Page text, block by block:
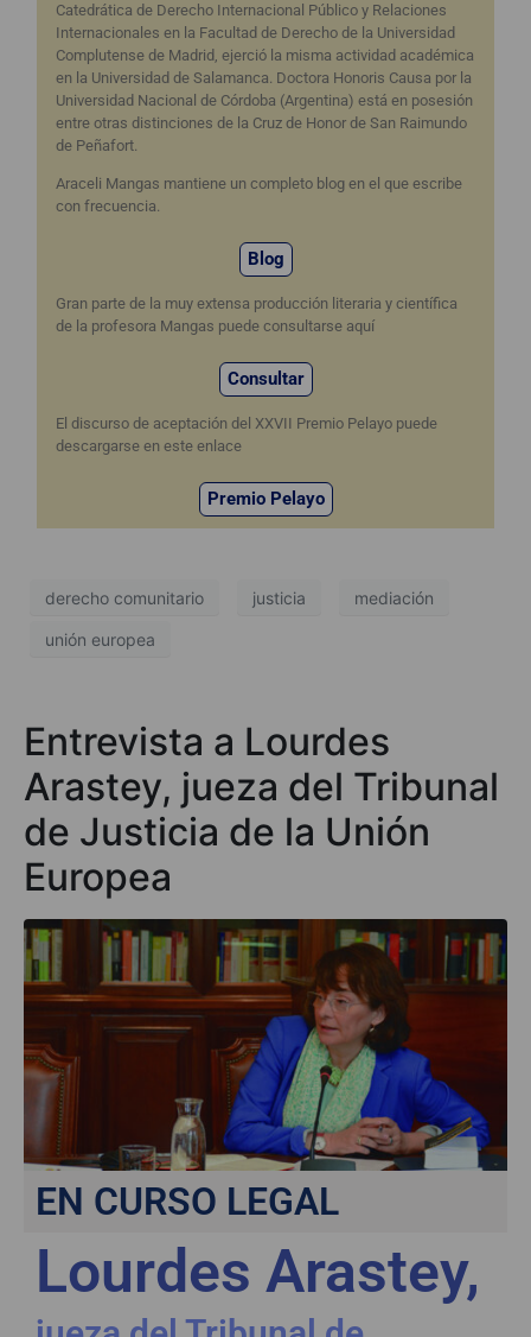
Catedrática de Derecho Internacional Público y Relaciones
Internacionales en la Facultad de Derecho de la Universidad
Complutense de Madrid, ejerció la misma actividad académica
en la Universidad de Salamanca. Doctora Honoris Causa por la
Universidad Nacional de Córdoba (Argentina) está en posesión
entre otras distinciones de la Cruz de Honor de San Raimundo
de Peñafort.
Araceli Mangas mantiene un completo blog en el que escribe
con frecuencia.
Blog
Gran parte de la muy extensa producción literaria y científica
de la profesora Mangas puede consultarse aquí
Consultar
El discurso de aceptación del XXVII Premio Pelayo puede
descargarse en este enlace
Premio Pelayo
derecho comunitario justicia mediación
unión europea
Entrevista a Lourdes
Arastey, jueza del Tribunal
de Justicia de la Unión
Europea
EN CURSO LEGAL
Lourdes Arastey,